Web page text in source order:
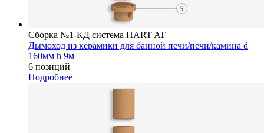
Сборка №1-КД система HART AT
Дымоход из керамики для банной печи/печи/камина d
160мм h 9м
6 позиций
Подробнее